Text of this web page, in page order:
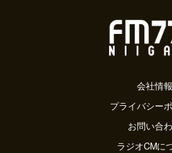
会社情報
プライバシー
お問い合
ラジオCMに